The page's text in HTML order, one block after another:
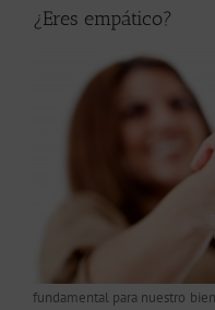
¿Eres empático?
fundamental para nuestro